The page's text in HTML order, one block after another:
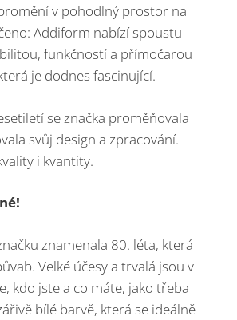
v pohodlný prostor na
Addiform nabízí spoustu
funkčností a přímočarou
je dodnes fascinující.
se značka proměňovala
svůj design a zpracování.
i kvantity.
znamenala 80. léta, která
Velké účesy a trvalá jsou v
kdo jste a co máte, jako třeba
bílé barvě, která se ideálně